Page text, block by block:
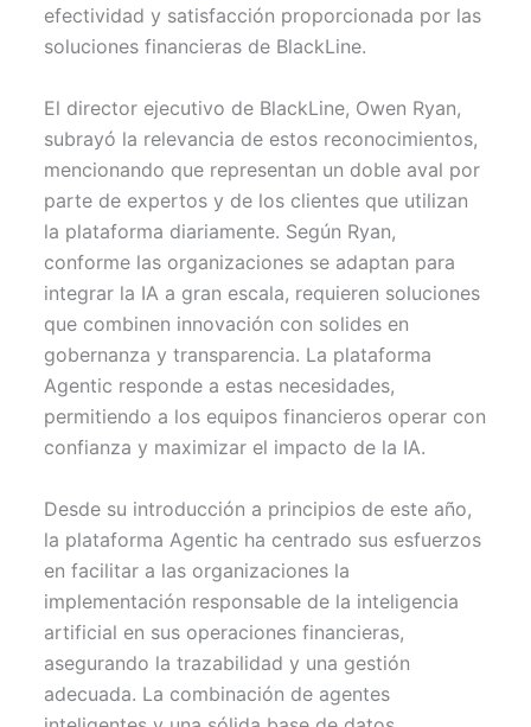
efectividad y satisfacción proporcionada por las
soluciones financieras de BlackLine.
El director ejecutivo de BlackLine, Owen Ryan,
subrayó la relevancia de estos reconocimientos,
mencionando que representan un doble aval por
parte de expertos y de los clientes que utilizan
la plataforma diariamente. Según Ryan,
conforme las organizaciones se adaptan para
integrar la IA a gran escala, requieren soluciones
que combinen innovación con solides en
gobernanza y transparencia. La plataforma
Agentic responde a estas necesidades,
permitiendo a los equipos financieros operar con
confianza y maximizar el impacto de la IA.
Desde su introducción a principios de este año,
la plataforma Agentic ha centrado sus esfuerzos
en facilitar a las organizaciones la
implementación responsable de la inteligencia
artificial en sus operaciones financieras,
asegurando la trazabilidad y una gestión
adecuada. La combinación de agentes